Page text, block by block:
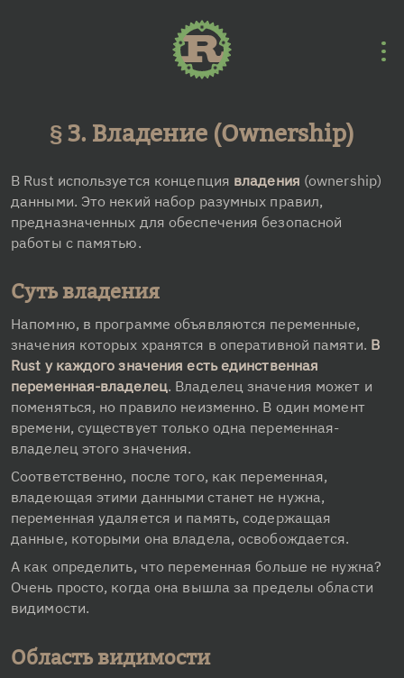
3. Владение (Ownership)
В Rust используется концепция владения (ownership)
данными. Это некий набор разумных правил,
предназначенных для обеспечения безопасной
работы с памятью.
Суть владения
Напомню, в программе объявляются переменные,
значения которых хранятся в оперативной памяти. В
Rust у каждого значения есть единственная
переменная-владелец. Владелец значения может и
поменяться, но правило неизменно. В один момент
времени, существует только одна переменная-
владелец этого значения.
Соответственно, после того, как переменная,
владеющая этими данными станет не нужна,
переменная удаляется и память, содержащая
данные, которыми она владела, освобождается.
А как определить, что переменная больше не нужна?
Очень просто, когда она вышла за пределы области
видимости.
Область видимости